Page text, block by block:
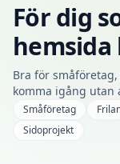
För dig
Bra för
komma igång
Småföretag
Sidoprojekt